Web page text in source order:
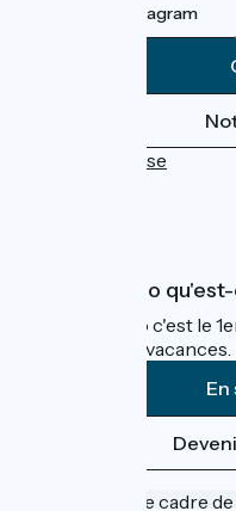
Instagram
Espace Presse
Accueil Vélo
Accueil Vélo c'est le
cyclistes en vacances.
En
Financé dans le cadre